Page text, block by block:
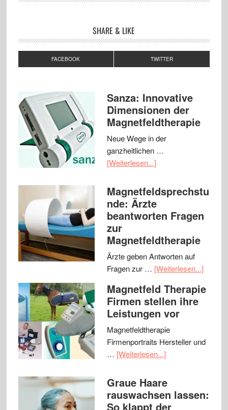
SHARE & LIKE
FACEBOOK TWITTER
Sanza: Innovative
Dimensionen der
Magnetfeldtherapie
Neue Wege in der
ganzheitlichen …
[Weiterlesen...]
Magnetfeldsprechstu
nde: Ärzte
beantworten Fragen
zur
Magnetfeldtherapie
Ärzte geben Antworten auf
Fragen zur … [Weiterlesen...]
Magnetfeld Therapie
Firmen stellen ihre
Leistungen vor
Magnetfeldtherapie
Firmenportraits Hersteller und
… [Weiterlesen...]
Graue Haare
rauswachsen lassen:
So klappt der